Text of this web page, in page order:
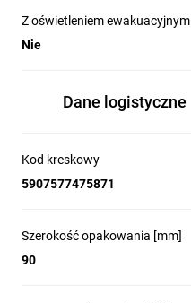
Z oświetleniem ewakuacyjnym
Nie
Dane logistyczne
Kod kreskowy
5907577475871
Szerokość opakowania [mm]
90